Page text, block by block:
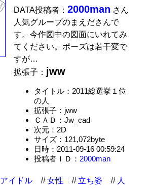
DATA投稿者：2000man さん
人気グループのまえださんで
す。今作図中の図面にいれてみ
てください。ポーズは若干変で
すが…
拡張子： jww
タイトル：2011総選挙１位
の人
拡張子：jww
ＣＡＤ：Jw_cad
次元：2D
サイズ：121,072byte
日時：2011-09-16 00:59:24
投稿者ＩＤ： 2000man
アイドル 女性 立ち姿
人